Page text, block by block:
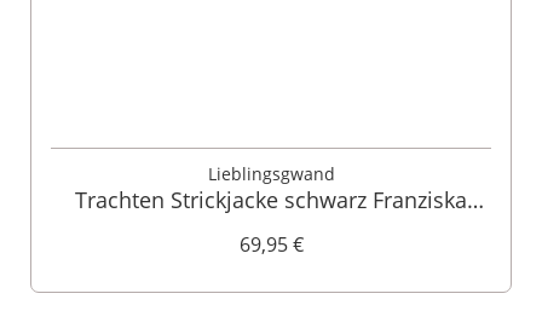
Lieblingsgwand
Trachten Strickjacke schwarz Franziska
69,95 €